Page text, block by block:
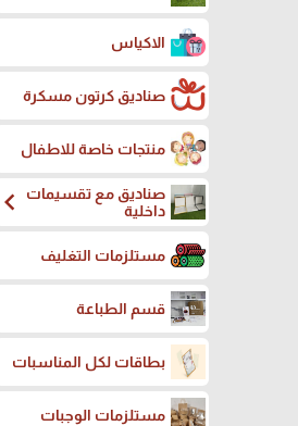
الاكياس
صناديق كرتون مسكرة
منتجات خاصة للاطفال
صناديق مع تقسيمات
داخلية
chevron_left
مستلزمات التغليف
قسم الطباعة
بطاقات لكل المناسبات
مستلزمات الوجبات